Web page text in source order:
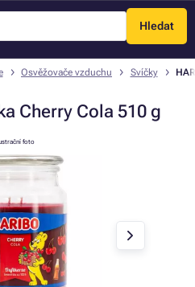
Hledat
Menu
Osvěžovače vzduchu Svíčky
Cherry Cola 510 g
foto